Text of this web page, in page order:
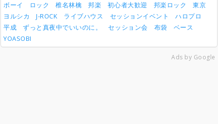
ボーイ
ロック 椎名林檎 邦楽 初心者大歓迎 邦楽ロック
東京
ヨルシカ
J-ROCK ライブハウス セッションイベント
ハロプロ
平成
ずっと真夜中でいいのに。 セッション会 布袋
ベース
YOASOBI
Ads by Google